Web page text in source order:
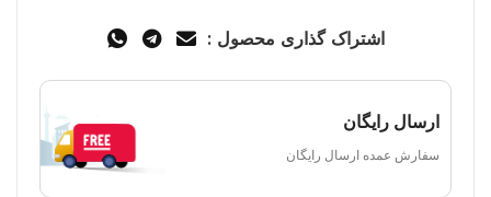
اشتراک گذاری محصول :
ارسال رایگان
سفارش عمده ارسال رایگان